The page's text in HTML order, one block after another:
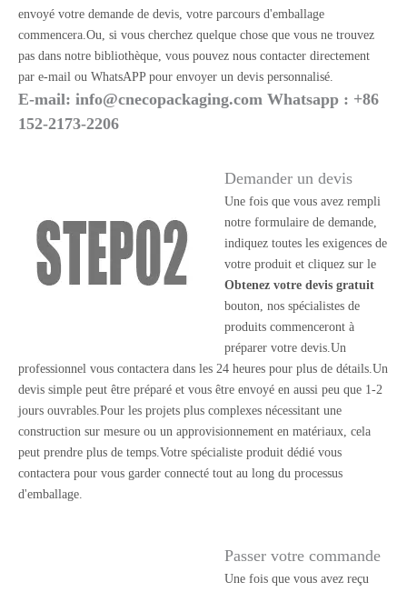
envoyé votre demande de devis, votre parcours d'emballage
commencera.Ou, si vous cherchez quelque chose que vous ne trouvez
pas dans notre bibliothèque, vous pouvez nous contacter directement
par e-mail ou WhatsAPP pour envoyer un devis personnalisé.
E-mail: info@cnecopackaging.com Whatsapp : +86
152-2173-2206
Demander un devis
Une fois que vous avez rempli
notre formulaire de demande,
indiquez toutes les exigences de
votre produit et cliquez sur le
Obtenez votre devis gratuit
bouton, nos spécialistes de
produits commenceront à
préparer votre devis.Un
professionnel vous contactera dans les 24 heures pour plus de détails.Un
devis simple peut être préparé et vous être envoyé en aussi peu que 1-2
jours ouvrables.Pour les projets plus complexes nécessitant une
construction sur mesure ou un approvisionnement en matériaux, cela
peut prendre plus de temps.Votre spécialiste produit dédié vous
contactera pour vous garder connecté tout au long du processus
d'emballage.
Passer votre commande
Une fois que vous avez reçu